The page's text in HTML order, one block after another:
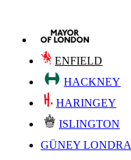
ENFIELD
HACKNEY
HARINGEY
ISLINGTON
GÜNEY LONDRA